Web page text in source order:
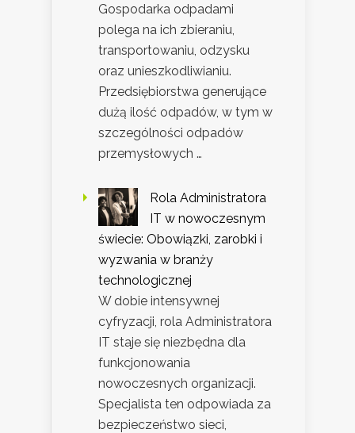
Gospodarka odpadami
polega na ich zbieraniu,
transportowaniu, odzysku
oraz unieszkodliwianiu.
Przedsiębiorstwa generujące
dużą ilość odpadów, w tym w
szczególności odpadów
przemysłowych …
Rola Administratora
IT w nowoczesnym
świecie: Obowiązki, zarobki i
wyzwania w branży
technologicznej
W dobie intensywnej
cyfryzacji, rola Administratora
IT staje się niezbędna dla
funkcjonowania
nowoczesnych organizacji.
Specjalista ten odpowiada za
bezpieczeństwo sieci,